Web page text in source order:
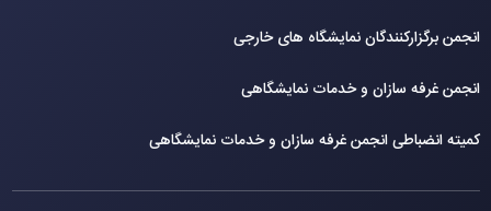
انجمن برگزارکنندگان نمایشگاه های خارجی
انجمن غرفه سازان و خدمات نمایشگاهی
کمیته انضباطی انجمن غرفه سازان و خدمات نمایشگاهی